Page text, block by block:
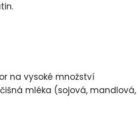
na vysoké množství
mléka (sojová, mandlová,